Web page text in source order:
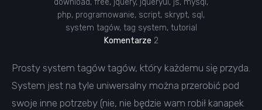
php, programowanie, script, skrypt, sql ,
system tagów, tag system, tutorial
Komentarze 2
Prosty system tagów tagów, który każdemu się przyda.
System jest na tyle uniwersalny można przerobić pod
swoje inne potrzeby (nie, nie będzie wam robił kanapek